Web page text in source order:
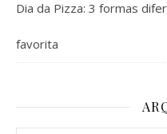
Dia da Pizza: 3 formas
favorita